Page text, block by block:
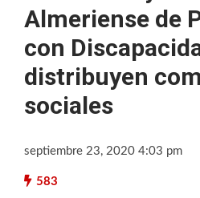
Almeriense de
con
distribuyen
sociales
septiembre 23, 2020 4:03 pm
583